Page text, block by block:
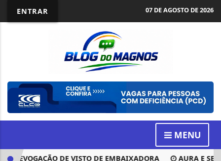
ENTRAR 07 DE AGOSTO DE 2026
MENU
REVOGAÇÃO DE VISTO DE EMBAIXADORA AURA E